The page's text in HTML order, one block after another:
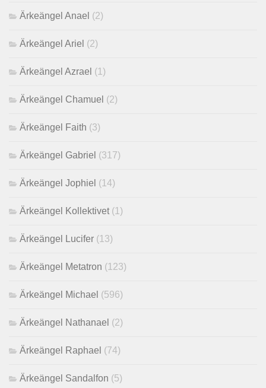
Ärkeängel Anael (2)
Ärkeängel Ariel (2)
Ärkeängel Azrael (1)
Ärkeängel Chamuel (2)
Ärkeängel Faith (3)
Ärkeängel Gabriel (317)
Ärkeängel Jophiel (14)
Ärkeängel Kollektivet (1)
Ärkeängel Lucifer (13)
Ärkeängel Metatron (123)
Ärkeängel Michael (596)
Ärkeängel Nathanael (2)
Ärkeängel Raphael (74)
Ärkeängel Sandalfon (5)